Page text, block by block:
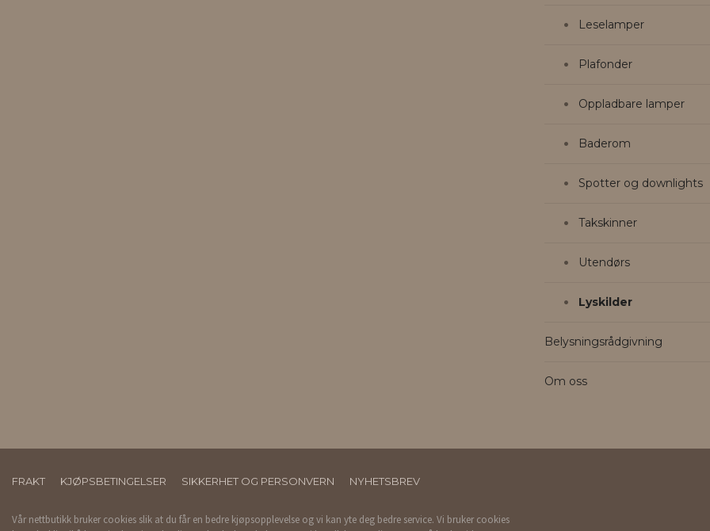
Leselamper
Plafonder
Oppladbare lamper
Baderom
Spotter og downlights
Takskinner
Utendørs
Lyskilder
Belysningsrådgivning
Om oss
FRAKT KJØPSBETINGELSER SIKKERHET OG PERSONVERN NYHETSBREV
Vår nettbutikk bruker cookies slik at du får en bedre kjøpsopplevelse og vi kan yte deg bedre service. Vi bruker cookies